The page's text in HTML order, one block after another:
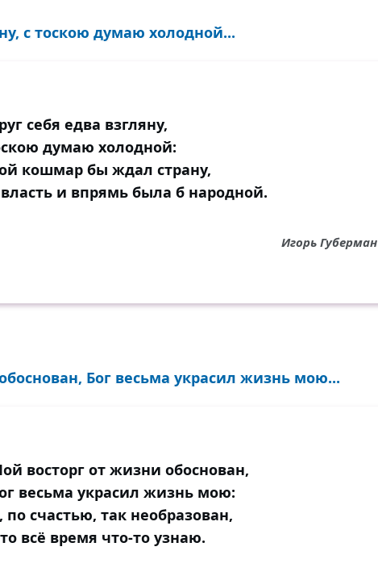
с тоскою думаю холодной...
себя едва взгляну,
думаю холодной:
кошмар бы ждал страну,
и впрямь была б народной.
Игорь Губерман
Бог весьма украсил жизнь мою...
восторг от жизни обоснован,
весьма украсил жизнь мою:
по счастью, так необразован,
всё время что-то узнаю.